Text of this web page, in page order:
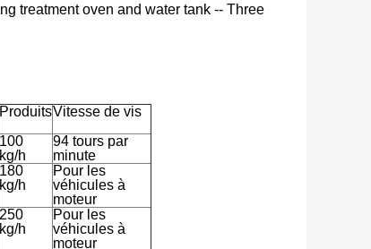
treatment oven and water tank -- Three
ProduitsVitesse de vis
100
kg/h
94 tours par
minute
180
kg/h
Pour les
véhicules à
moteur
250
kg/h
Pour les
véhicules à
moteur